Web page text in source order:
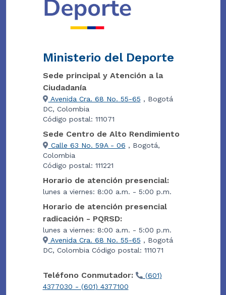
Ministerio del Deporte
Sede principal y Atención a la
Ciudadanía
Avenida Cra. 68 No. 55-65 , Bogotá
DC, Colombia
Código postal: 111071
Sede Centro de Alto Rendimiento
Calle 63 No. 59A - 06 , Bogotá,
Colombia
Código postal: 111221
Horario de atención presencial:
lunes a viernes: 8:00 a.m. - 5:00 p.m.
Horario de atención presencial
radicación - PQRSD:
lunes a viernes: 8:00 a.m. - 5:00 p.m.
Avenida Cra. 68 No. 55-65 , Bogotá
DC, Colombia Código postal: 111071
Teléfono Conmutador:
(601)
4377030 - (601) 4377100